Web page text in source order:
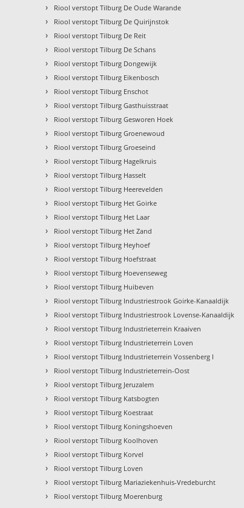
› Riool verstopt Tilburg De Oude Warande
› Riool verstopt Tilburg De Quirijnstok
› Riool verstopt Tilburg De Reit
› Riool verstopt Tilburg De Schans
› Riool verstopt Tilburg Dongewijk
› Riool verstopt Tilburg Eikenbosch
› Riool verstopt Tilburg Enschot
› Riool verstopt Tilburg Gasthuisstraat
› Riool verstopt Tilburg Gesworen Hoek
› Riool verstopt Tilburg Groenewoud
› Riool verstopt Tilburg Groeseind
› Riool verstopt Tilburg Hagelkruis
› Riool verstopt Tilburg Hasselt
› Riool verstopt Tilburg Heerevelden
› Riool verstopt Tilburg Het Goirke
› Riool verstopt Tilburg Het Laar
› Riool verstopt Tilburg Het Zand
› Riool verstopt Tilburg Heyhoef
› Riool verstopt Tilburg Hoefstraat
› Riool verstopt Tilburg Hoevenseweg
› Riool verstopt Tilburg Huibeven
› Riool verstopt Tilburg Industriestrook Goirke-Kanaaldijk
› Riool verstopt Tilburg Industriestrook Lovense-Kanaaldijk
› Riool verstopt Tilburg Industrieterrein Kraaiven
› Riool verstopt Tilburg Industrieterrein Loven
› Riool verstopt Tilburg Industrieterrein Vossenberg I
› Riool verstopt Tilburg Industrieterrein-Oost
› Riool verstopt Tilburg Jeruzalem
› Riool verstopt Tilburg Katsbogten
› Riool verstopt Tilburg Koestraat
› Riool verstopt Tilburg Koningshoeven
› Riool verstopt Tilburg Koolhoven
› Riool verstopt Tilburg Korvel
› Riool verstopt Tilburg Loven
› Riool verstopt Tilburg Mariaziekenhuis-Vredeburcht
› Riool verstopt Tilburg Moerenburg